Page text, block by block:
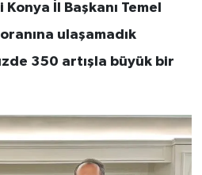
İl Başkanı Temel
ulaşamadık
350 artışla büyük bir